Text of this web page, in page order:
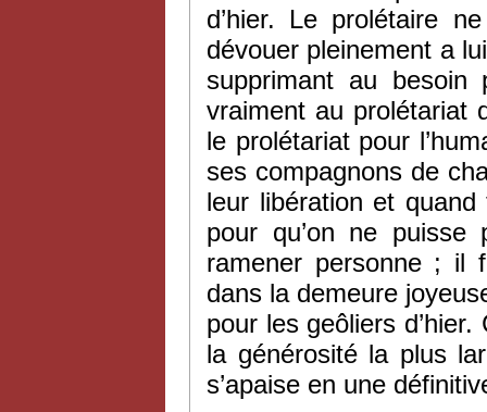
d’hier. Le prolétaire
dévouer pleinement a
supprimant au
vraiment au prolétariat
le prolétariat pour
ses compagnons de
leur libération et
pour qu’on ne puisse
ramener personne ; il
dans la demeure
pour les geôliers
la générosité la plus
s’apaise en une